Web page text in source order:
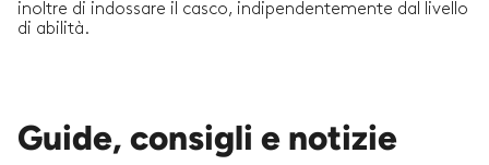
inoltre di indossare il casco, indipendentemente dal livello
di abilità.
Guide, consigli e notizie